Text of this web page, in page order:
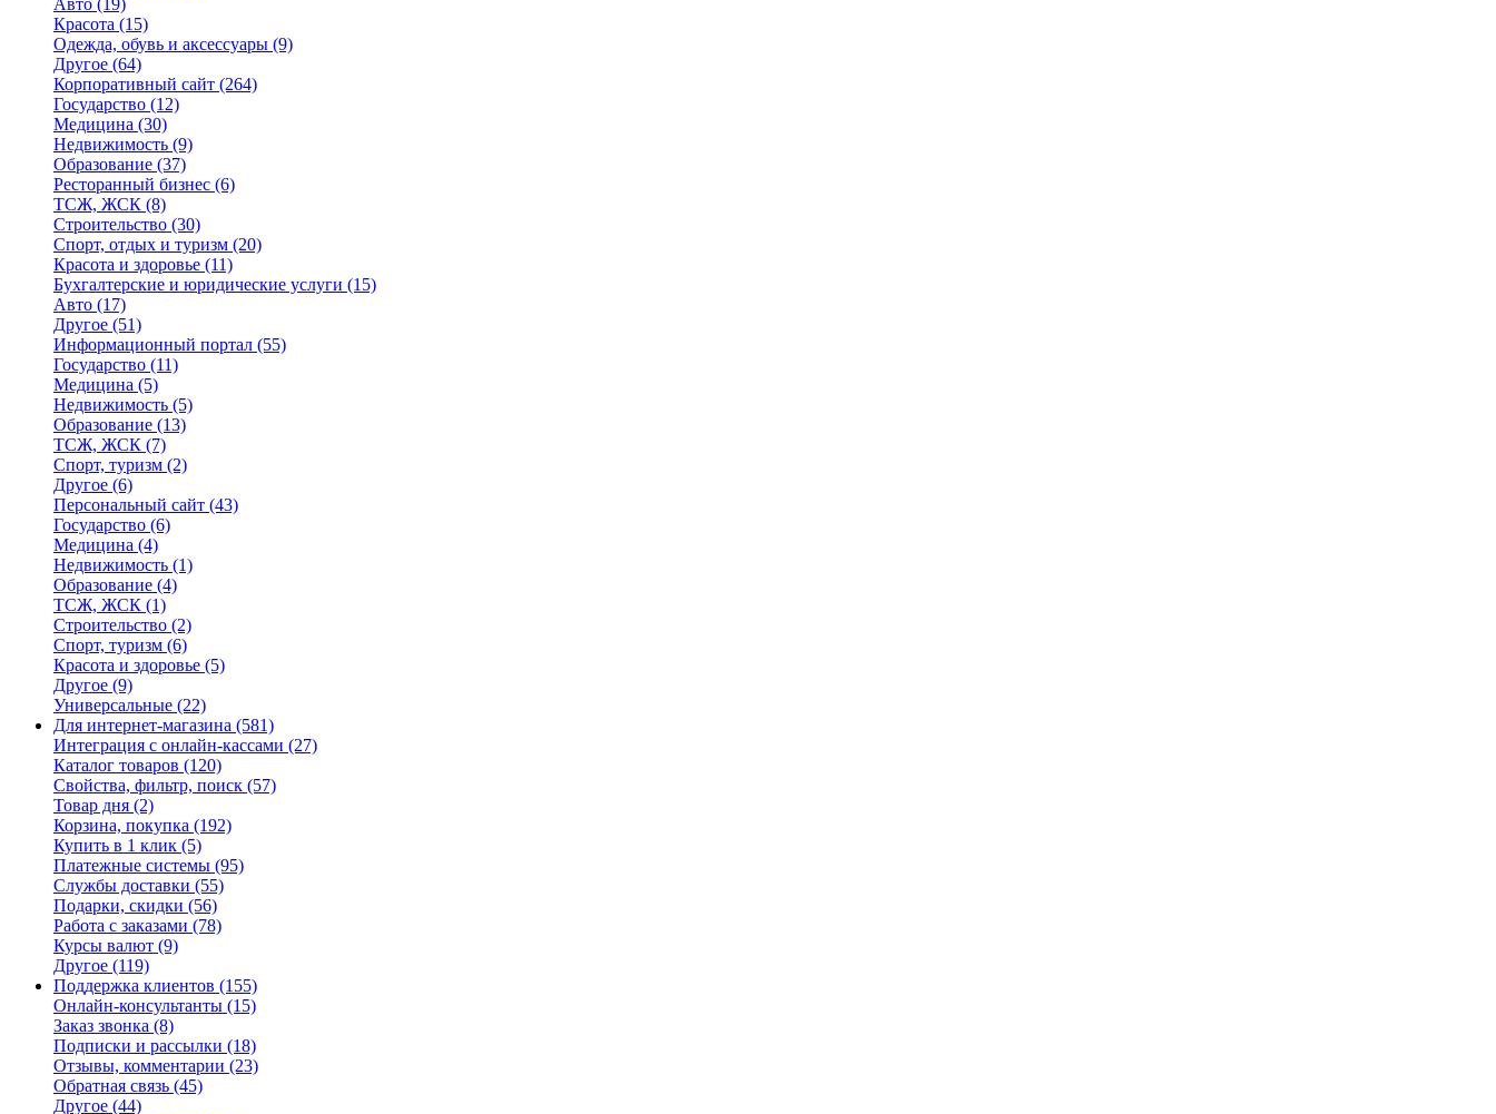
Авто (19)
Красота (15)
Одежда, обувь и аксессуары (9)
Другое (64)
Корпоративный сайт (264)
Государство (12)
Медицина (30)
Недвижимость (9)
Образование (37)
Ресторанный бизнес (6)
ТСЖ, ЖСК (8)
Строительство (30)
Спорт, отдых и туризм (20)
Красота и здоровье (11)
Бухгалтерские и юридические услуги (15)
Авто (17)
Другое (51)
Информационный портал (55)
Государство (11)
Медицина (5)
Недвижимость (5)
Образование (13)
ТСЖ, ЖСК (7)
Спорт, туризм (2)
Другое (6)
Персональный сайт (43)
Государство (6)
Медицина (4)
Недвижимость (1)
Образование (4)
ТСЖ, ЖСК (1)
Строительство (2)
Спорт, туризм (6)
Красота и здоровье (5)
Другое (9)
Универсальные (22)
Для интернет-магазина (581)
Интеграция с онлайн-кассами (27)
Каталог товаров (120)
Свойства, фильтр, поиск (57)
Товар дня (2)
Корзина, покупка (192)
Купить в 1 клик (5)
Платежные системы (95)
Службы доставки (55)
Подарки, скидки (56)
Работа с заказами (78)
Курсы валют (9)
Другое (119)
Поддержка клиентов (155)
Онлайн-консультанты (15)
Заказ звонка (8)
Подписки и рассылки (18)
Отзывы, комментарии (23)
Обратная связь (45)
Другое (44)